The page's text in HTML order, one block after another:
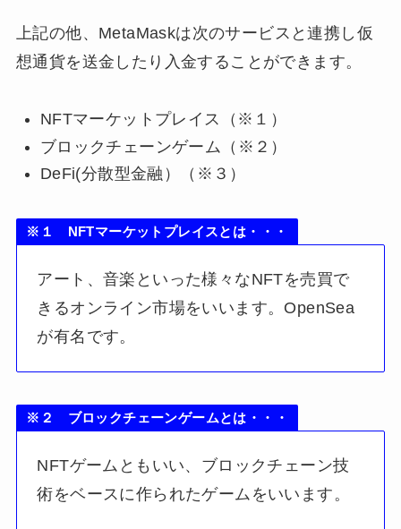
上記の他、MetaMaskは次のサービスと連携し仮
想通貨を送金したり入金することができます。
NFTマーケットプレイス（※１）
ブロックチェーンゲーム（※２）
DeFi(分散型金融）（※３）
※１ NFTマーケットプレイスとは・・・
アート、音楽といった様々なNFTを売買で
きるオンライン市場をいいます。OpenSea
が有名です。
※２ ブロックチェーンゲームとは・・・
NFTゲームともいい、ブロックチェーン技
術をベースに作られたゲームをいいます。